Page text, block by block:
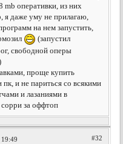
mb оперативки, из них
я даже уму не прилагаю,
на нем запустить,
(запустил
свободной оперы
проще купить
пк, и не париться со всякими
и лазаниями в
сорри за оффтоп
#32